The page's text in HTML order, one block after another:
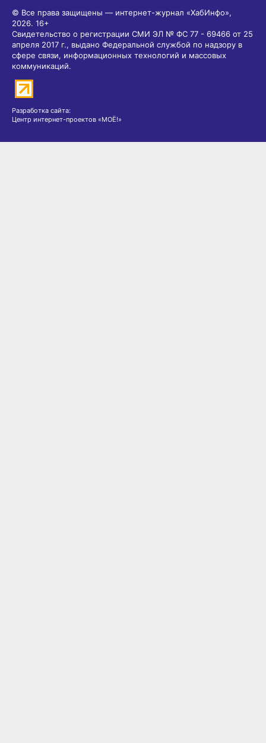
© Все права защищены — интернет-журнал «ХабИнфо»,
2026. 16+
Свидетельство о регистрации СМИ ЭЛ № ФС 77 - 69466 от 25
апреля 2017 г., выдано Федеральной службой по надзору в
сфере связи, информационных технологий и массовых
коммуникаций.
Разработка сайта:
Центр интернет-проектов «МОЁ!»